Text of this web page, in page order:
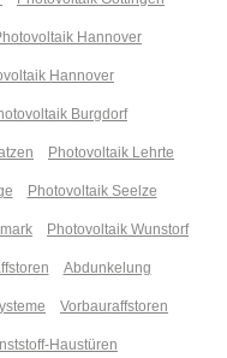
Hannover
Hannover
Burgdorf
Photovoltaik Lehrte
Photovoltaik Seelze
Photovoltaik Wunstorf
Abdunkelung
Vorbauraffstoren
Haustüren